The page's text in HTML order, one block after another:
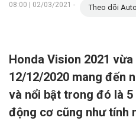
08:00 | 02/03/2021 - Theo dõi
Honda Vision 2021
12/12/2020 mang đến
và nổi bật trong đó là
động cơ cũng như tính